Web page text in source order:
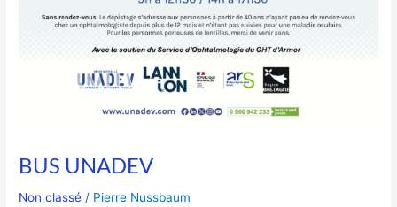
BUS UNADEV
Non classé / Pierre Nussbaum